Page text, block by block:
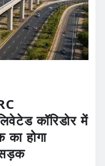
कॉरिडोर में
होगा